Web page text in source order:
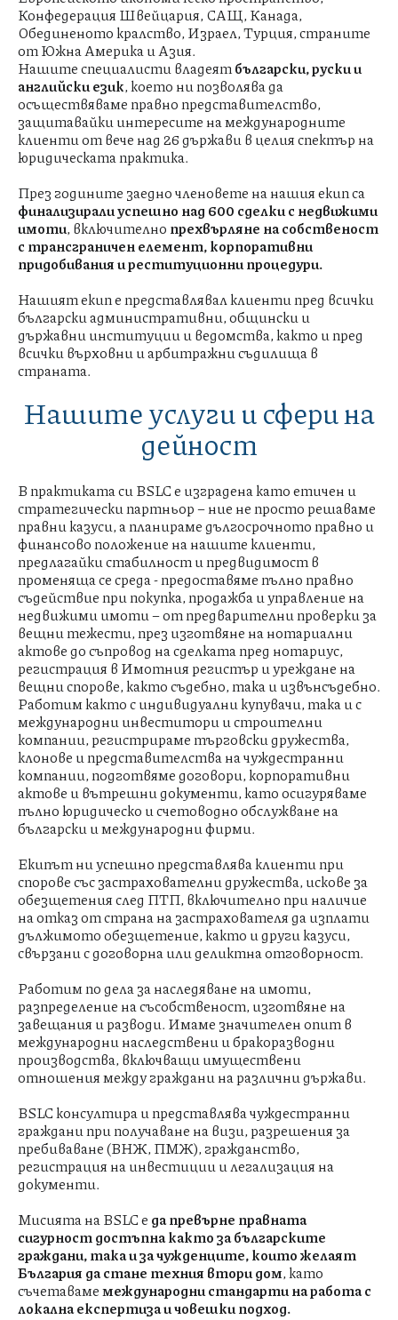
Конфедерация Швейцария, САЩ, Канада,
Обединеното кралство, Израел, Турция, страните
от Южна Америка и Азия.
Нашите специалисти владеятбългарски, руски и
английски език, което ни позволява да
осъществяваме правно представителство,
защитавайки интересите на международните
клиенти от вече над 26 държави в целия спектър на
юридическата практика.
През годините заедно членовете на нашия екип са
финализирали успешно над 600 сделки с недвижими
имоти, включително прехвърляне на собственост
с трансграничен елемент, корпоративни
придобивания и реституционни процедури.
Нашият екип е представлявал клиенти пред всички
български административни, общински и
държавни институции и ведомства, както и пред
всички върховни и арбитражни съдилища в
страната.
Нашите услуги и сфери на
дейност
В практиката си BSLC е изградена като етичен и
стратегически партньор – ние не просто решаваме
правни казуси, а планираме дългосрочното правно и
финансово положение на нашите клиенти,
предлагайки стабилност и предвидимост в
променяща се среда - предоставяме пълно правно
съдействие при покупка, продажба и управление на
недвижими имоти – от предварителни проверки за
вещни тежести, през изготвяне на нотариални
актове до съпровод на сделката пред нотариус,
регистрация в Имотния регистър и уреждане на
вещни спорове, както съдебно, така и извънсъдебно.
Работим както с индивидуални купувачи, така и с
международни инвеститори и строителни
компании, регистрираме търговски дружества,
клонове и представителства на чуждестранни
компании, подготвяме договори, корпоративни
актове и вътрешни документи, като осигуряваме
пълно юридическо и счетоводно обслужване на
български и международни фирми.
Екипът ни успешно представлява клиенти при
спорове със застрахователни дружества, искове за
обезщетения след ПТП, включително при наличие
на отказ от страна на застрахователя да изплати
дължимото обезщетение, както и други казуси,
свързани с договорна или деликтна отговорност.
Работим по дела за наследяване на имоти,
разпределение на съсобственост, изготвяне на
завещания и разводи. Имаме значителен опит в
международни наследствени и бракоразводни
производства, включващи имуществени
отношения между граждани на различни държави.
BSLC консултира и представлява чуждестранни
граждани при получаване на визи, разрешения за
пребиваване (ВНЖ, ПМЖ), гражданство,
регистрация на инвестиции и легализация на
документи.
Мисията на BSLC е да превърне правната
сигурност достъпна както за българските
граждани, така и за чужденците, които желаят
България да стане техния втори дом, като
съчетавамемеждународни стандарти на работа с
локална експертиза и човешки подход.